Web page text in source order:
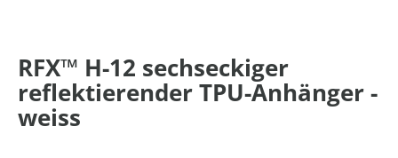
RFX™ H-12 sechseckiger
reflektierender TPU-Anhänger -
weiss